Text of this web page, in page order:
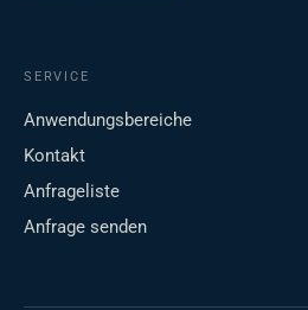
SERVICE
Anwendungsbereiche
Kontakt
Anfrageliste
Anfrage senden